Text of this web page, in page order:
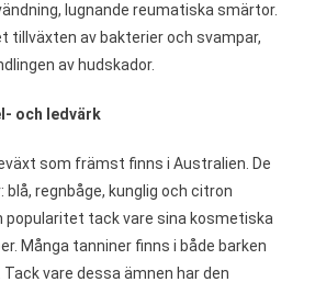
lugnande reumatiska smärtor.
tillväxten av bakterier och svampar,
av hudskador.
och ledvärk
som främst finns i Australien. De
regnbåge, kunglig och citron
popularitet tack vare sina kosmetiska
Många tanniner finns i både barken
vare dessa ämnen har den